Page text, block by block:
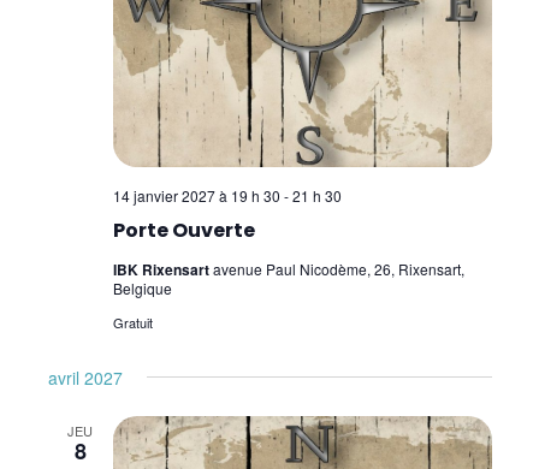
Porte Ouverte
14 janvier 2027 à 19 h 30 -21 h 30
IBK Rixensartavenue Paul Nicodème, 26, Rixensart,
Belgique
Gratuit
avril 2027
JEU
8